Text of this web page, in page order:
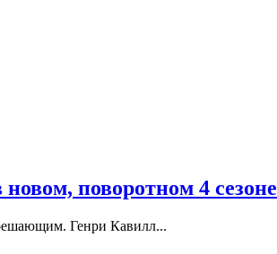
поворотном 4 сезоне
Генри Кавилл...